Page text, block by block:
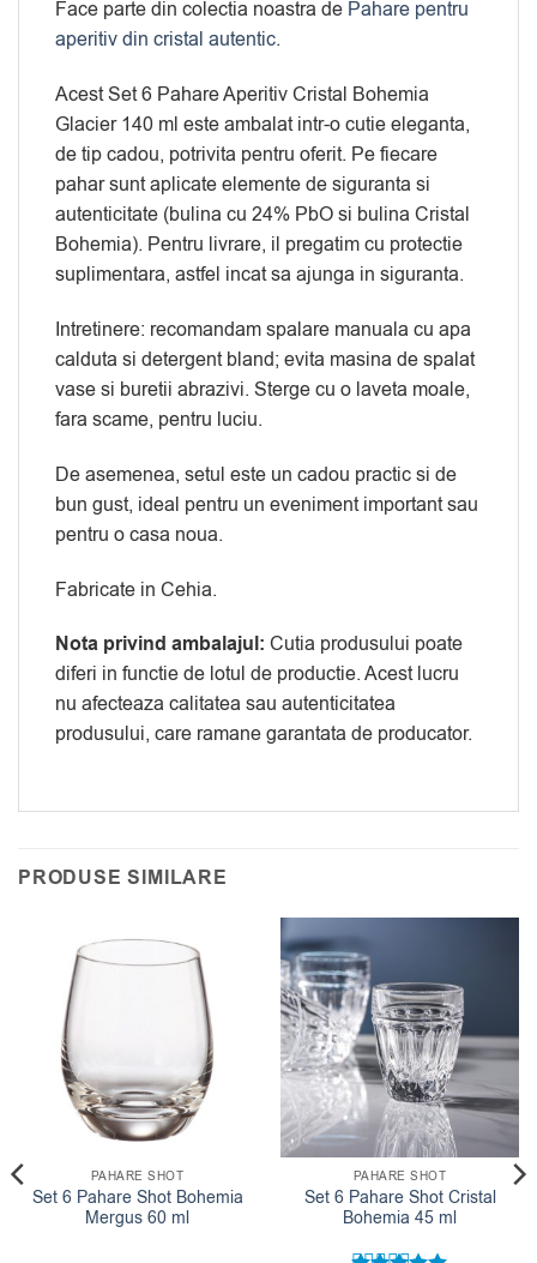
Face parte din colectia noastra de Pahare pentru
aperitiv din cristal autentic.
Acest Set 6 Pahare Aperitiv Cristal Bohemia
Glacier 140 ml este ambalat intr-o cutie eleganta,
de tip cadou, potrivita pentru oferit. Pe fiecare
pahar sunt aplicate elemente de siguranta si
autenticitate (bulina cu 24% PbO si bulina Cristal
Bohemia). Pentru livrare, il pregatim cu protectie
suplimentara, astfel incat sa ajunga in siguranta.
Intretinere: recomandam spalare manuala cu apa
calduta si detergent bland; evita masina de spalat
vase si buretii abrazivi. Sterge cu o laveta moale,
fara scame, pentru luciu.
De asemenea, setul este un cadou practic si de
bun gust, ideal pentru un eveniment important sau
pentru o casa noua.
Fabricate in Cehia.
Nota privind ambalajul: Cutia produsului poate
diferi in functie de lotul de productie. Acest lucru
nu afecteaza calitatea sau autenticitatea
produsului, care ramane garantata de producator.
PRODUSE SIMILARE
PAHARE SHOT
Set 6 Pahare Shot Bohemia
Mergus 60 ml
PAHARE SHOT
Set 6 Pahare Shot Cristal
Bohemia 45 ml